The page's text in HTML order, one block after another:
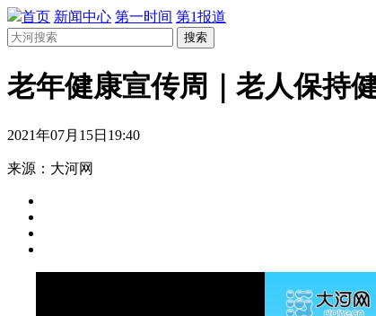
首页 新闻中心 第一时间 第1报道
搜索
老年健康宣传周｜老人保持
2021年07月15日19:40
来源：大河网